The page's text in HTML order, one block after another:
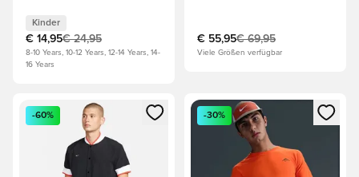
Kinder
€ 14,95€ 24,95
8-10 Years, 10-12 Years, 12-14 Years, 14-
16 Years
€ 55,95€ 69,95
Viele Größen verfügbar
Öffnet ein Fenster zum Anmelden oder Registrieren als
-60%
Öffnet ein Fenster zum
-30%